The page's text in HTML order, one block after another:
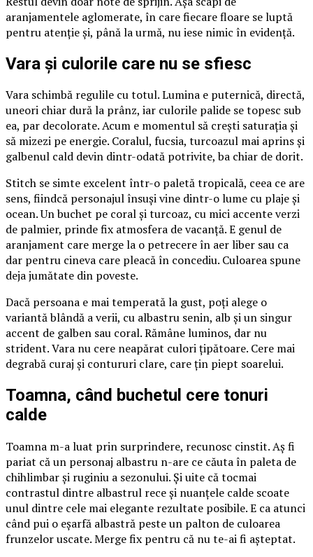
aranjamentele aglomerate, în care fiecare floare se luptă
pentru atenție și, până la urmă, nu iese nimic în evidență.
Vara și culorile care nu se sfiesc
Vara schimbă regulile cu totul. Lumina e puternică, directă,
uneori chiar dură la prânz, iar culorile palide se topesc sub
ea, par decolorate. Acum e momentul să crești saturația și
să mizezi pe energie. Coralul, fucsia, turcoazul mai aprins și
galbenul cald devin dintr-odată potrivite, ba chiar de dorit.
Stitch se simte excelent într-o paletă tropicală, ceea ce are
sens, fiindcă personajul însuși vine dintr-o lume cu plaje și
ocean. Un buchet pe coral și turcoaz, cu mici accente verzi
de palmier, prinde fix atmosfera de vacanță. E genul de
aranjament care merge la o petrecere în aer liber sau ca
dar pentru cineva care pleacă în concediu. Culoarea spune
deja jumătate din poveste.
Dacă persoana e mai temperată la gust, poți alege o
variantă blândă a verii, cu albastru senin, alb și un singur
accent de galben sau coral. Rămâne luminos, dar nu
strident. Vara nu cere neapărat culori țipătoare. Cere mai
degrabă curaj și contururi clare, care țin piept soarelui.
Toamna, când buchetul cere tonuri
calde
Toamna m-a luat prin surprindere, recunosc cinstit. Aș fi
pariat că un personaj albastru n-are ce căuta în paleta de
chihlimbar și ruginiu a sezonului. Și uite că tocmai
contrastul dintre albastrul rece și nuanțele calde scoate
unul dintre cele mai elegante rezultate posibile. E ca atunci
când pui o eșarfă albastră peste un palton de culoarea
frunzelor uscate. Merge fix pentru că nu te-ai fi așteptat.